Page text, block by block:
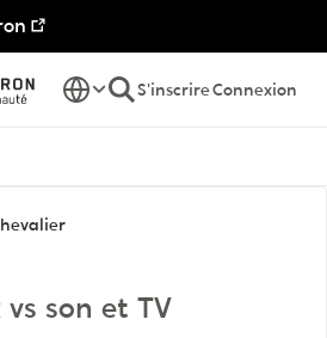
S'inscrireConnexion
de forum
son et TV